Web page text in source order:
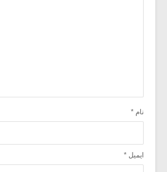
نام *
ایمیل *